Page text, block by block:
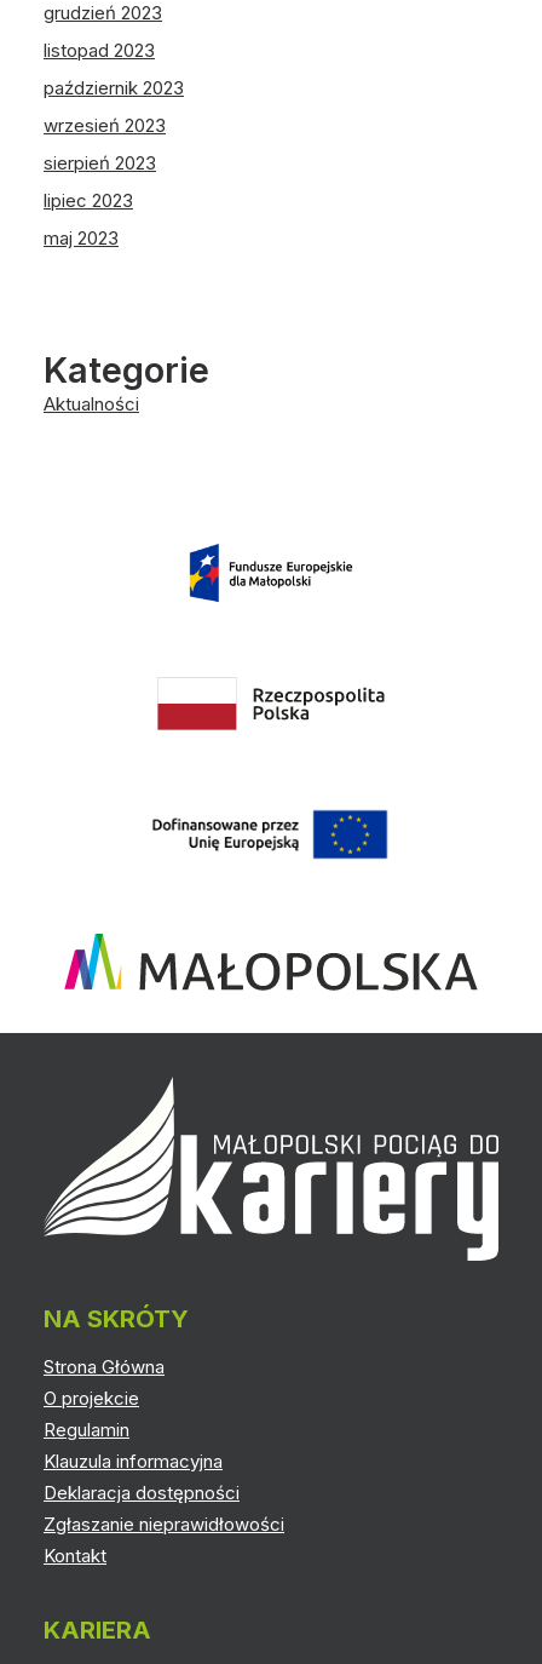
grudzień 2023
listopad 2023
październik 2023
wrzesień 2023
sierpień 2023
lipiec 2023
maj 2023
Kategorie
Aktualności
NA SKRÓTY
Strona Główna
O projekcie
Regulamin
Klauzula informacyjna
Deklaracja dostępności
Zgłaszanie nieprawidłowości
Kontakt
KARIERA